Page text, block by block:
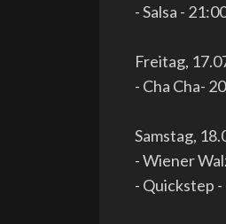
- Salsa -
Freitag,
- Cha Cha-
Samstag,
- Wiener
- Quickstep